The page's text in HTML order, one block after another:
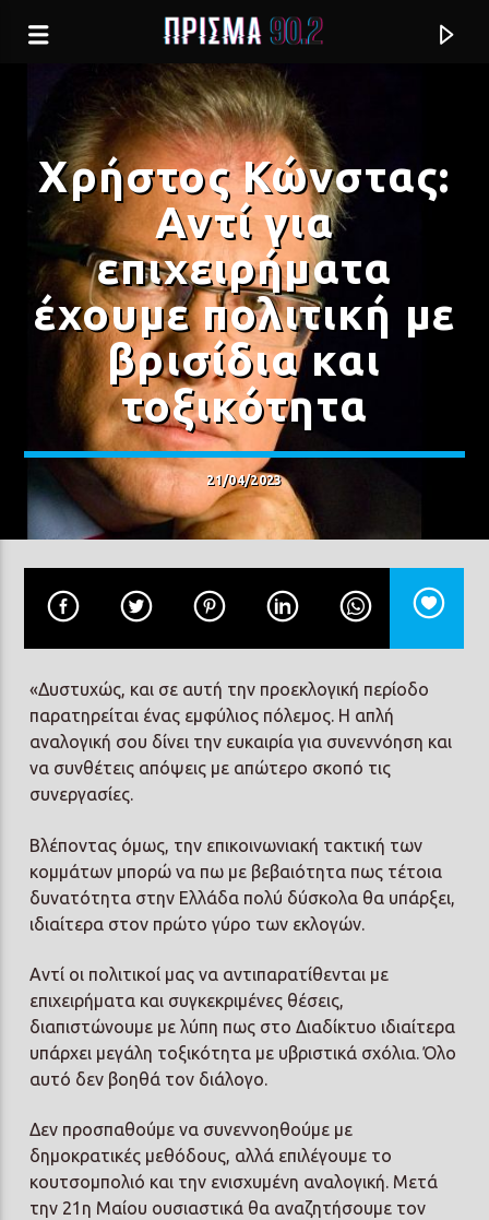
Current track
ΣΟΥ ΜΙΛΩ ΚΟΚΚΙΝΙΖΕΙΣ (REMAKE)
ΓΙΑΝΝΗΣ ΣΟΦΙΛΛΑΣ
Χρήστος Κώνστας:
Αντί για
επιχειρήματα
έχουμε πολιτική με
βρισίδια και
τοξικότητα
21/04/2023
«Δυστυχώς, και σε αυτή την προεκλογική περίοδο
παρατηρείται ένας εμφύλιος πόλεμος. Η απλή
αναλογική σου δίνει την ευκαιρία για συνεννόηση και
να συνθέτεις απόψεις με απώτερο σκοπό τις
συνεργασίες.
Βλέποντας όμως, την επικοινωνιακή τακτική των
κομμάτων μπορώ να πω με βεβαιότητα πως τέτοια
δυνατότητα στην Ελλάδα πολύ δύσκολα θα υπάρξει,
ιδιαίτερα στον πρώτο γύρο των εκλογών.
Αντί οι πολιτικοί μας να αντιπαρατίθενται με
επιχειρήματα και συγκεκριμένες θέσεις,
διαπιστώνουμε με λύπη πως στο Διαδίκτυο ιδιαίτερα
υπάρχει μεγάλη τοξικότητα με υβριστικά σχόλια. Όλο
αυτό δεν βοηθά τον διάλογο.
Δεν προσπαθούμε να συνεννοηθούμε με
δημοκρατικές μεθόδους, αλλά επιλέγουμε το
κουτσομπολιό και την ενισχυμένη αναλογική. Μετά
την 21η Μαίου ουσιαστικά θα αναζητήσουμε τον